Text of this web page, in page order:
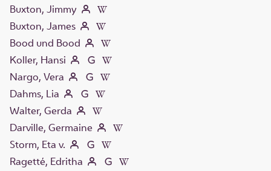
Buxton, Jimmy
Buxton, James
Bood und Bood
Koller, Hansi
Nargo, Vera
Dahms, Lia
Walter, Gerda
Darville, Germaine
Storm, Eta v.
Ragetté, Edritha